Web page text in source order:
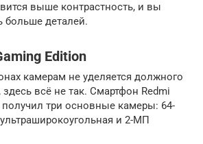
выше контрастность, и вы
больше деталей.
Edition
камерам не уделяется должного
всё не так. Смартфон Redmi
получил три основные камеры: 64-
и 2-МП